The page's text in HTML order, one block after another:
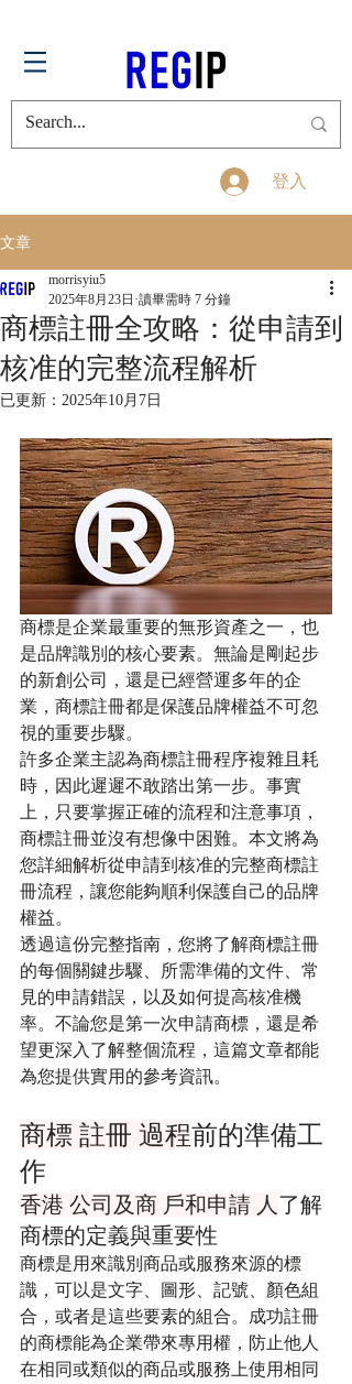
登入
文章
商標註冊全攻略：從申請到
核准的完整流程解析
morrisyiu5
2025年8月23日 讀畢需時 7 分鐘
已更新： 2025年10月7日
商標是企業最重要的無形資產之一，也
是品牌識別的核心要素。無論是剛起步
的新創公司，還是已經營運多年的企
業，商標註冊都是保護品牌權益不可忽
視的重要步驟。
許多企業主認為商標註冊程序複雜且耗
時，因此遲遲不敢踏出第一步。事實
上，只要掌握正確的流程和注意事項，
商標註冊並沒有想像中困難。本文將為
您詳細解析從申請到核准的完整商標註
冊流程，讓您能夠順利保護自己的品牌
權益。
透過這份完整指南，您將了解商標註冊
的每個關鍵步驟、所需準備的文件、常
見的申請錯誤，以及如何提高核准機
率。不論您是第一次申請商標，還是希
望更深入了解整個流程，這篇文章都能
為您提供實用的參考資訊。
商標 註冊 過程前的準備工
作
香港 公司及商 戶和申請 人 了解
商標的定義與重要性
商標是用來識別商品或服務來源的標
識，可以是文字、圖形、記號、顏色組
合，或者是這些要素的組合。成功註冊
的商標能為企業帶來專用權，防止他人
在相同或類似的商品或服務上使用相同